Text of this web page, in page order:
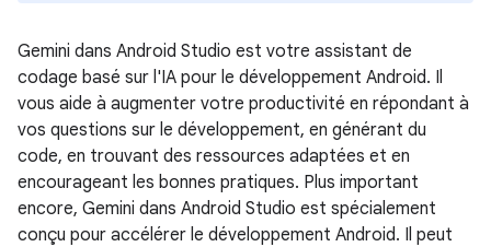
Gemini dans Android Studio est votre assistant de
codage basé sur l'IA pour le développement Android. Il
vous aide à augmenter votre productivité en répondant à
vos questions sur le développement, en générant du
code, en trouvant des ressources adaptées et en
encourageant les bonnes pratiques. Plus important
encore, Gemini dans Android Studio est spécialement
conçu pour accélérer le développement Android. Il peut